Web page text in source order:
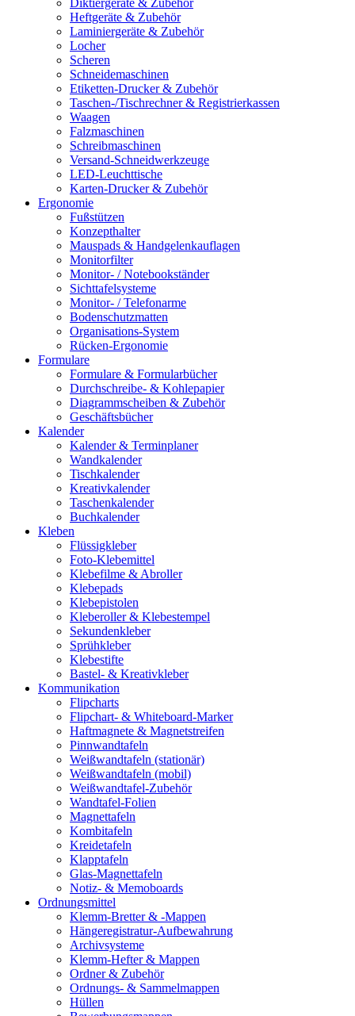
Diktiergeräte & Zubehör
Heftgeräte & Zubehör
Laminiergeräte & Zubehör
Locher
Scheren
Schneidemaschinen
Etiketten-Drucker & Zubehör
Taschen-/Tischrechner & Registrierkassen
Waagen
Falzmaschinen
Schreibmaschinen
Versand-Schneidwerkzeuge
LED-Leuchttische
Karten-Drucker & Zubehör
Ergonomie
Fußstützen
Konzepthalter
Mauspads & Handgelenkauflagen
Monitorfilter
Monitor- / Notebookständer
Sichttafelsysteme
Monitor- / Telefonarme
Bodenschutzmatten
Organisations-System
Rücken-Ergonomie
Formulare
Formulare & Formularbücher
Durchschreibe- & Kohlepapier
Diagrammscheiben & Zubehör
Geschäftsbücher
Kalender
Kalender & Terminplaner
Wandkalender
Tischkalender
Kreativkalender
Taschenkalender
Buchkalender
Kleben
Flüssigkleber
Foto-Klebemittel
Klebefilme & Abroller
Klebepads
Klebepistolen
Kleberoller & Klebestempel
Sekundenkleber
Sprühkleber
Klebestifte
Bastel- & Kreativkleber
Kommunikation
Flipcharts
Flipchart- & Whiteboard-Marker
Haftmagnete & Magnetstreifen
Pinnwandtafeln
Weißwandtafeln (stationär)
Weißwandtafeln (mobil)
Weißwandtafel-Zubehör
Wandtafel-Folien
Magnettafeln
Kombitafeln
Kreidetafeln
Klapptafeln
Glas-Magnettafeln
Notiz- & Memoboards
Ordnungsmittel
Klemm-Bretter & -Mappen
Hängeregistratur-Aufbewahrung
Archivsysteme
Klemm-Hefter & Mappen
Ordner & Zubehör
Ordnungs- & Sammelmappen
Hüllen